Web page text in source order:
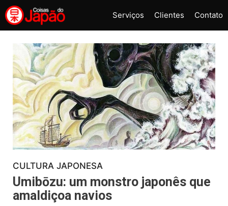
Pular
para
o
conteúdo
Serviços Clientes Contato
CULTURA JAPONESA
Umibōzu: um monstro japonês que
amaldiçoa navios